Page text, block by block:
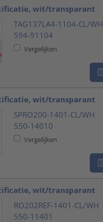
wit/transparant
TAG137LA4-1104-CL/WH
594-91104
Vergelijken
wit/transparant
SPRO200-1401-CL/WH
550-14010
Vergelijken
wit/transparant
RO202REF-1401-CL/WH
550-11401